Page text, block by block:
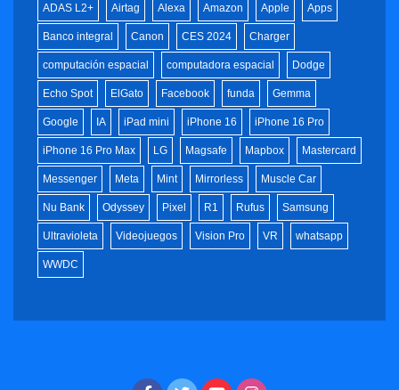
ADAS L2+ Airtag Alexa Amazon Apple Apps
Banco integral Canon CES 2024 Charger
computación espacial computadora espacial Dodge
Echo Spot ElGato Facebook funda Gemma
Google IA iPad mini iPhone 16 iPhone 16 Pro
iPhone 16 Pro Max LG Magsafe Mapbox Mastercard
Messenger Meta Mint Mirrorless Muscle Car
Nu Bank Odyssey Pixel R1 Rufus Samsung
Ultravioleta Videojuegos Vision Pro VR whatsapp
WWDC